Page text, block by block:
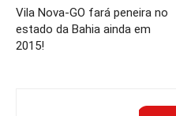
Vila Nova-GO fará peneira no
estado da Bahia ainda em
2015!